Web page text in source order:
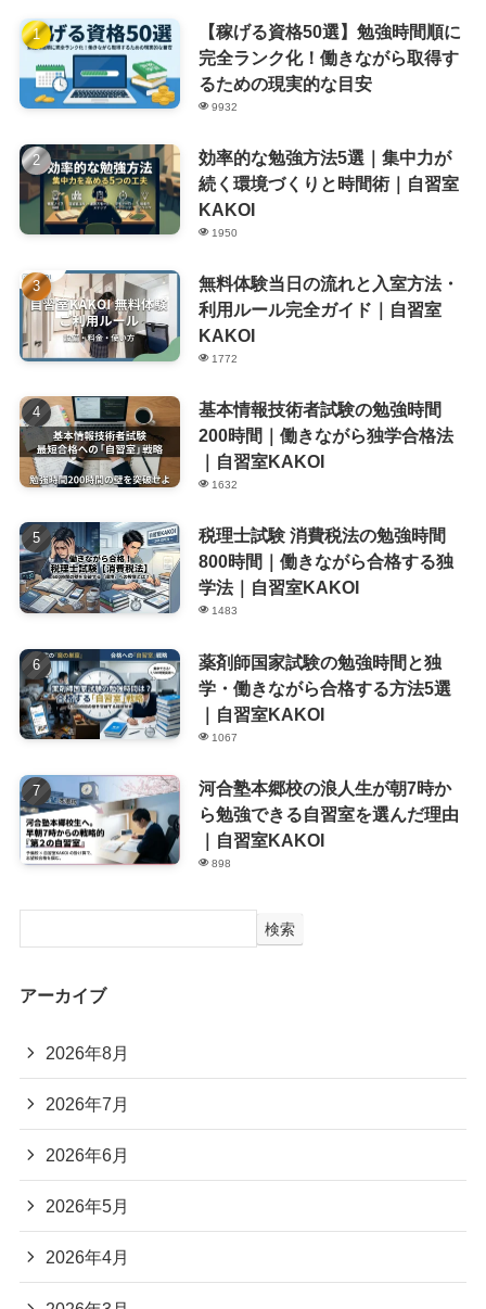
【稼げる資格50選】勉強時間順に
完全ランク化！働きながら取得す
るための現実的な目安
9932
効率的な勉強方法5選｜集中力が
続く環境づくりと時間術｜自習室
KAKOI
1950
無料体験当日の流れと入室方法・
利用ルール完全ガイド｜自習室
KAKOI
1772
基本情報技術者試験の勉強時間
200時間｜働きながら独学合格法
｜自習室KAKOI
1632
税理士試験 消費税法の勉強時間
800時間｜働きながら合格する独
学法｜自習室KAKOI
1483
薬剤師国家試験の勉強時間と独
学・働きながら合格する方法5選
｜自習室KAKOI
1067
河合塾本郷校の浪人生が朝7時か
ら勉強できる自習室を選んだ理由
｜自習室KAKOI
898
検索
アーカイブ
2026年8月
2026年7月
2026年6月
2026年5月
2026年4月